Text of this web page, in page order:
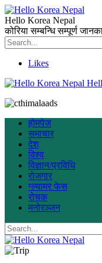
Hello Korea Nepal
कोरिया सम्बन्धि सम्पूर्ण
Likes
होमपेज
समाचार
देश
विश्व
विज्ञान/प्रविधि
रोजगार
ग्ल्यामर फेस
रोचक
मनोरञ्जन